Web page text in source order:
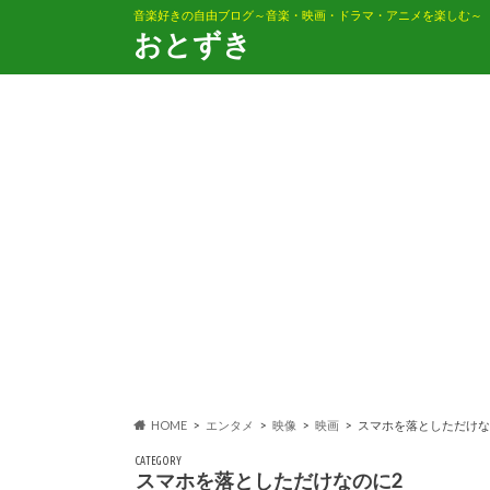
音楽好きの自由ブログ～音楽・映画・ドラマ・アニメを楽しむ～
おとずき
HOME エンタメ 映像 映画 スマホを落としただけ
CATEGORY
スマホを落としただけなのに2